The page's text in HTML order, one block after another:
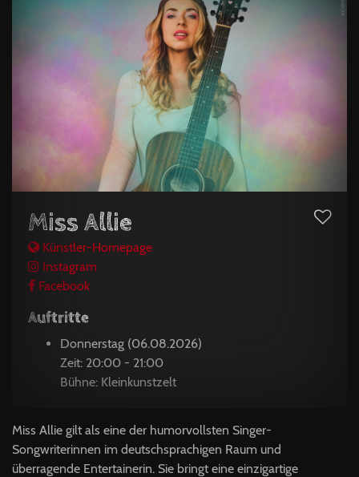
Miss Allie
Künstler-Homepage
Instagram
Facebook
Auftritte
Donnerstag (06.08.2026)
Zeit: 20:00 - 21:00
Bühne: Kleinkunstzelt
Miss Allie gilt als eine der humorvollsten Singer-
Songwriterinnen im deutschsprachigen Raum und
überragende Entertainerin. Sie bringt eine einzigartige